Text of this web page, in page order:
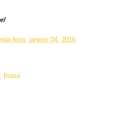
feira, janeiro 04, 2016
Brasil